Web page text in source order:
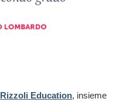
Rizzoli Education, insieme